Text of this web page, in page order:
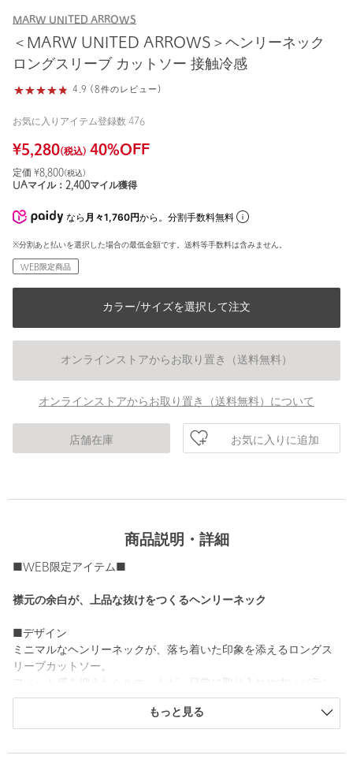
MARW UNITED ARROWS
＜MARW UNITED ARROWS＞ヘンリーネック
ロングスリーブ カットソー 接触冷感
4.9 (8件のレビュー)
お気に入りアイテム登録数 476
¥5,280(税込) 40%OFF
定価 ¥8,800(税込)
UAマイル： 2,400マイル獲得
なら 月々1,760円から。分割手数料無料
※分割あと払いを選択した場合の最低金額です。送料等手数料は含みません。
WEB限定商品
カラー/サイズを選択して注文
オンラインストアからお取り置き（送料無料）
オンラインストアからお取り置き（送料無料）について
店舗在庫 お気に入りに追加
商品説明・詳細
■WEB限定アイテム■
襟元の余白が、上品な抜けをつくるヘンリーネック
■デザイン
ミニマルなヘンリーネックが、落ち着いた印象を添えるロングス
リーブカットソー。
スに整えられています。
華奢なボタンが、シンプルな中にさりげない表情を加えていま
もっと見る